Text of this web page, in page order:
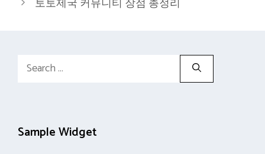
토토제국 커뮤니티 장점 총정리
Search
Sample Widget